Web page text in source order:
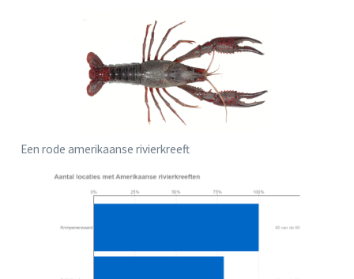
Een rode amerikaanse rivierkreeft